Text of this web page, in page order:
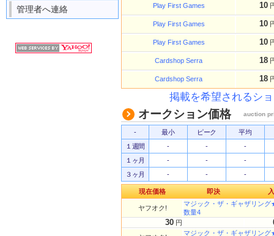
管理者へ連絡
Play First Games 10
Play First Games 10
Play First Games 10
Cardshop Serra 18
Cardshop Serra 18
掲載を希望されるシ
オークション価格 auction
- 最小 ピーク
平均
１週間
- -
-
１ヶ月
- -
-
３ヶ月
- - -
現在価格 即決
ヤフオク!
マジック・ザ・ギャザリン
数量4
30 円
マジック・ザ・ギャザリン